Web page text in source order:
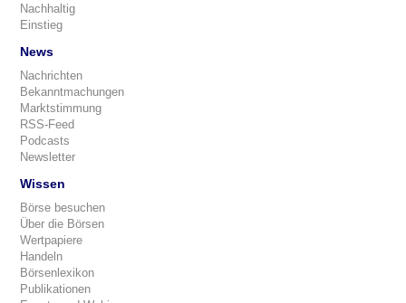
Nachhaltig
Einstieg
News
Nachrichten
Bekanntmachungen
Marktstimmung
RSS-Feed
Podcasts
Newsletter
Wissen
Börse besuchen
Über die Börsen
Wertpapiere
Handeln
Börsenlexikon
Publikationen